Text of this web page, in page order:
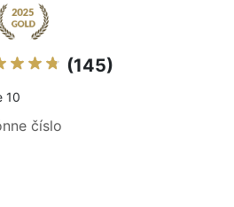
(145)
10
číslo